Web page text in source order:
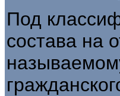
Под
состава на